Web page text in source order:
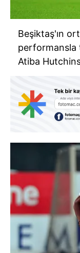
Beşiktaş'ın
performansla
Atiba